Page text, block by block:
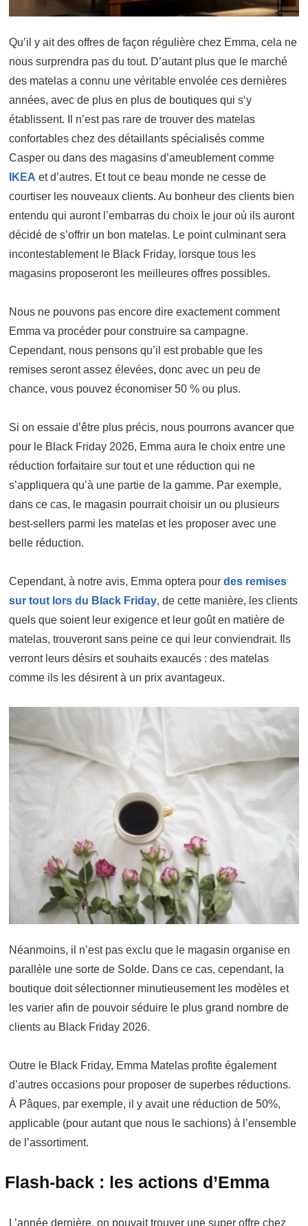
Qu’il y ait des offres de façon régulière chez Emma, cela ne
nous surprendra pas du tout. D’autant plus que le marché
des matelas a connu une véritable envolée ces dernières
années, avec de plus en plus de boutiques qui s‘y
établissent. Il n’est pas rare de trouver des matelas
confortables chez des détaillants spécialisés comme
Casper ou dans des magasins d’ameublement comme
IKEA et d’autres. Et tout ce beau monde ne cesse de
courtiser les nouveaux clients. Au bonheur des clients bien
entendu qui auront l’embarras du choix le jour où ils auront
décidé de s’offrir un bon matelas. Le point culminant sera
incontestablement le Black Friday, lorsque tous les
magasins proposeront les meilleures offres possibles.
Nous ne pouvons pas encore dire exactement comment
Emma va procéder pour construire sa campagne.
Cependant, nous pensons qu’il est probable que les
remises seront assez élevées, donc avec un peu de
chance, vous pouvez économiser 50 % ou plus.
Si on essaie d’être plus précis, nous pourrons avancer que
pour le Black Friday 2026, Emma aura le choix entre une
réduction forfaitaire sur tout et une réduction qui ne
s’appliquera qu’à une partie de la gamme. Par exemple,
dans ce cas, le magasin pourrait choisir un ou plusieurs
best-sellers parmi les matelas et les proposer avec une
belle réduction.
Cependant, à notre avis, Emma optera pour des remises
sur tout lors du Black Friday, de cette manière, les clients
quels que soient leur exigence et leur goût en matière de
matelas, trouveront sans peine ce qui leur conviendrait. Ils
verront leurs désirs et souhaits exaucés : des matelas
comme ils les désirent à un prix avantageux.
Néanmoins, il n’est pas exclu que le magasin organise en
parallèle une sorte de Solde. Dans ce cas, cependant, la
boutique doit sélectionner minutieusement les modèles et
les varier afin de pouvoir séduire le plus grand nombre de
clients au Black Friday 2026.
Outre le Black Friday, Emma Matelas profite également
d’autres occasions pour proposer de superbes réductions.
À Pâques, par exemple, il y avait une réduction de 50%,
applicable (pour autant que nous le sachions) à l’ensemble
de l’assortiment.
Flash-back : les actions d’Emma
L’année dernière, on pouvait trouver une super offre chez